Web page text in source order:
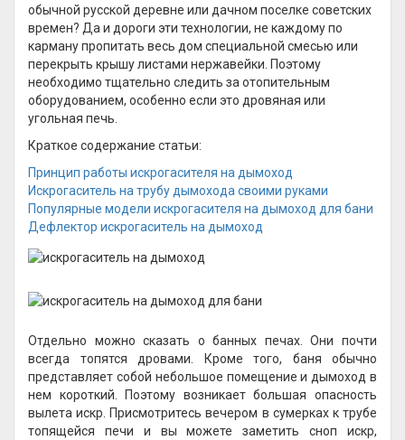
обычной русской деревне или дачном поселке советских
времен? Да и дороги эти технологии, не каждому по
карману пропитать весь дом специальной смесью или
перекрыть крышу листами нержавейки. Поэтому
необходимо тщательно следить за отопительным
оборудованием, особенно если это дровяная или
угольная печь.
Краткое содержание статьи:
Принцип работы искрогасителя на дымоход
Искрогаситель на трубу дымохода своими руками
Популярные модели искрогасителя на дымоход для бани
Дефлектор искрогаситель на дымоход
Отдельно можно сказать о банных печах. Они почти
всегда топятся дровами. Кроме того, баня обычно
представляет собой небольшое помещение и дымоход в
нем короткий. Поэтому возникает большая опасность
вылета искр. Присмотритесь вечером в сумерках к трубе
топящейся печи и вы можете заметить сноп искр,